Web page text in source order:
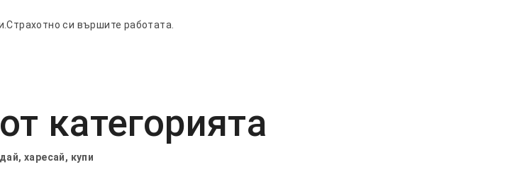
си вършите работата.
категорията
харесай, купи